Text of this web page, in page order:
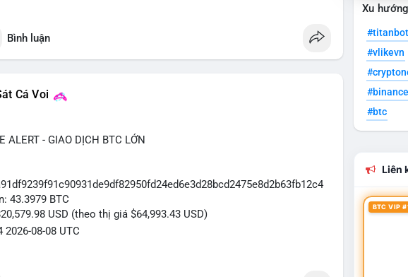
Bình luận
Cá Voi
ALERT - GIAO DỊCH BTC LỚN
43.3979 BTC
USD (theo thị giá $64,993.43 USD)
2026-08-08 UTC
vi của Cá voi dựa trên giao dịch này: Khối lượng 43.3979 BTC
Xu
#titanbot
#vlikevn
#btc
Liên
BTC VIP